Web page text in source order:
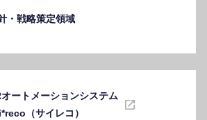
・戦略策定領域
オートメーションシステム
（サイレコ）